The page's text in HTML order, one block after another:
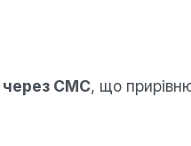
через СМС, що